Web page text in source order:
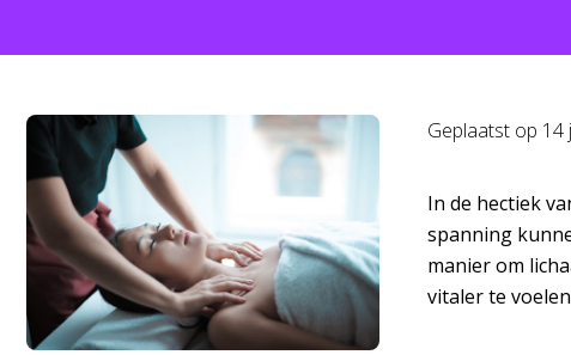
Geplaatst op 14
In de hectiek
spanning
manier om
vitaler te